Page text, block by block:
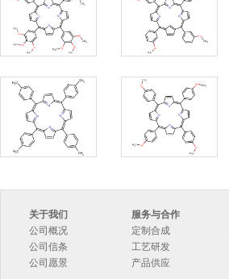
关于我们
公司概况
公司信条
公司愿景
服务与合作
定制合成
工艺研发
产品供应